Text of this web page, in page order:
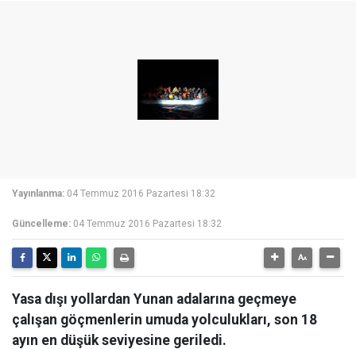
Yayınlanma: 04 Temmuz 2016 Pazartesi 18:32
Güncelleme: 04 Temmuz 2016 Pazartesi 18:32
Yasa dışı yollardan Yunan adalarına geçmeye
çalışan göçmenlerin umuda yolculukları, son 18
ayın en düşük seviyesine geriledi.